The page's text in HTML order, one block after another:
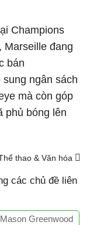
Champions
Marseille đang
bán
ngân sách
mà còn góp
phủ bóng lên
thao & Văn hóa
các chủ đề liên
Mason Greenwood